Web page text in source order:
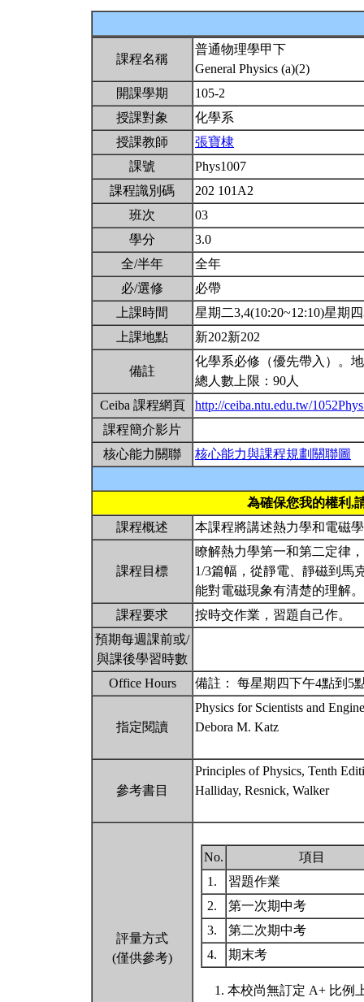
課程名稱
普通物理學甲下
General Physics (a)(2)
開課學期
105-2
授課對象
化學系
授課教師
張寶棣
課號
Phys1007
課程識別碼
202 101A2
班次
03
學分
3.0
全/半年
全年
必/選修
必帶
上課時間
星期二3,4(10:20~12:10)星期
上課地點
新202新202
備註
化學系必修（優先帶入）。
總人數上限：90人
Ceiba 課程網頁
http://ceiba.ntu.edu.tw/
課程簡介影片
核心能力關聯
核心能力與課程規劃關聯圖
為確保您我的權利,
課程概述
本課程將講述熱力學和電磁
課程目標
瞭解熱力學第一和第二定律
1/3篇幅，從靜電、靜磁到馬
能對電磁現象有清楚的理解
課程要求
按時交作業，習題自己作。
預期每週課前或/
與課後學習時數
Office Hours
備註： 每星期四下午4點到5
指定閱讀
Physics for Scientists and
Debora M. Katz
參考書目
Principles of Physics, Tenth
Halliday, Resnick, Walker
評量方式
(僅供參考)
No.
項目
1.
習題作業
2.
第一次期中考
3.
第二次期中考
4.
期末考
本校尚無訂定 A+ 比例